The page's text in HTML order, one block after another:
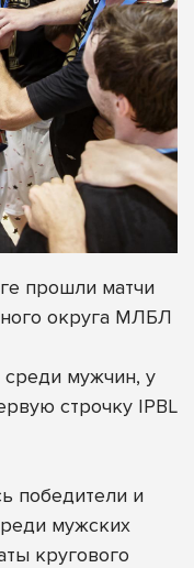
прошли матчи
округа МЛБЛ
среди мужчин, у
строчку IPBL
победители и
мужских
кругового